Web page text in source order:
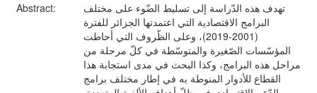
Abstract:
تهدف هذه الدّراسة إلى تسليط الضّوء على مختلف
البرامج الاقتصادية التي اعتمدتها الجزائر للفترة
(2001-2019)، وعلى الظّروف التي أحاطت
المؤسّسات الصّغيرة والمتوسّطة في كلّ مرحلة من
مراحل هذه البرامج، وكذا البحث في مدى استجابة هذا
القطاع للأدوار المنوطة به في إطار مختلف برامج